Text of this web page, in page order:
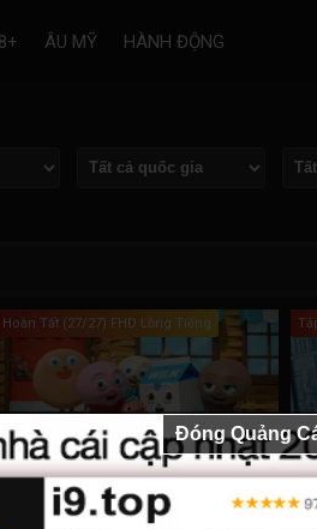
ÂU MỸ HÀNH ĐỘNG
Hoàn Tất (27/27) FHD Lồng Tiếng
Nhà Tạo Mẫu Tóc Siêu Đẳng (Phần 3)
Full FHD Vietsub
Đóng Quảng